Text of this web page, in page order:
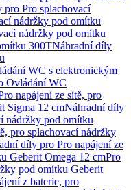
pro Pro splachovací
nádržky pod omítku
nádržky pod omítku
300TNáhradní díly
WC s elektronickým
Ovládání WC
napájení ze sítě, pro
Sigma 12 cmNáhradní díly
nádržky pod omítku
pro splachovací nádržky
díly pro Pro napájení ze
Geberit Omega 12 cmPro
pod omítku Geberit
z baterie, pro